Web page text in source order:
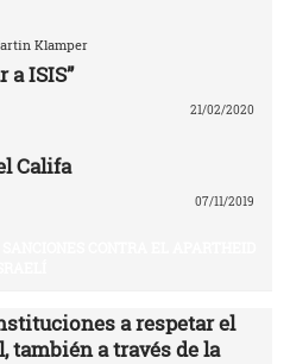
Klamper
a ISIS”
21/02/2020
Califa
07/11/2019
a respetar el
a través de la